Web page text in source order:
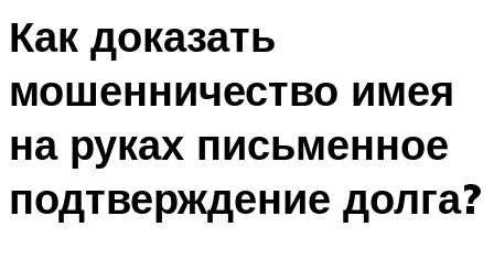
Как доказать
мошенничество имея
на руках письменное
подтверждение долга?